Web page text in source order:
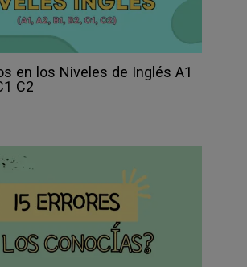
en los Niveles de Inglés A1
C2